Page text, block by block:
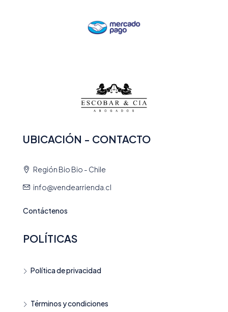
UBICACIÓN - CONTACTO
Región Bio Bio - Chile
info@vendearrienda.cl
Contáctenos
POLÍTICAS
Política de privacidad
Términos y condiciones